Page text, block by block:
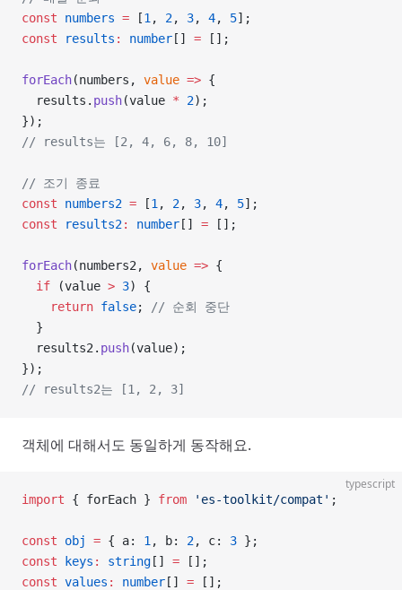
const numbers = [1 , 2, 3, 4, 5];
const results : number [] = [];
forEach(numbers, value => {
  results.
push(value * 2);
});
// results는 [2, 4, 6, 8, 10]
// 조기 종료
const numbers2 = [1 , 2, 3, 4, 5];
const results2: number [] = [];
forEach(numbers2, value => {
  if
(value > 3) {
    return
false;
// 순회 중단
  }
  results2.
push(value);
});
// results2는 [1, 2, 3]
객체에 대해서도 동일하게 동작해요.
typescript
import { forEach } from 'es-toolkit/compat' ;
const obj = { a: 1 , b: 2, c: 3 };
const keys : string [] = [];
const values : number [] = [];